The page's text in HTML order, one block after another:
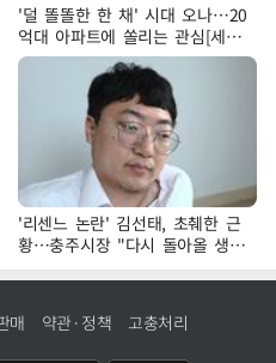
'덜 똘똘한 한 채' 시대 오나…20
억대 아파트에 쏠리는 관심[세제
개편, 그 이후②]
'리센느 논란' 김선태, 초췌한 근
황…충주시장 "다시 돌아올 생
각?"
매 약관·정책 고충처리